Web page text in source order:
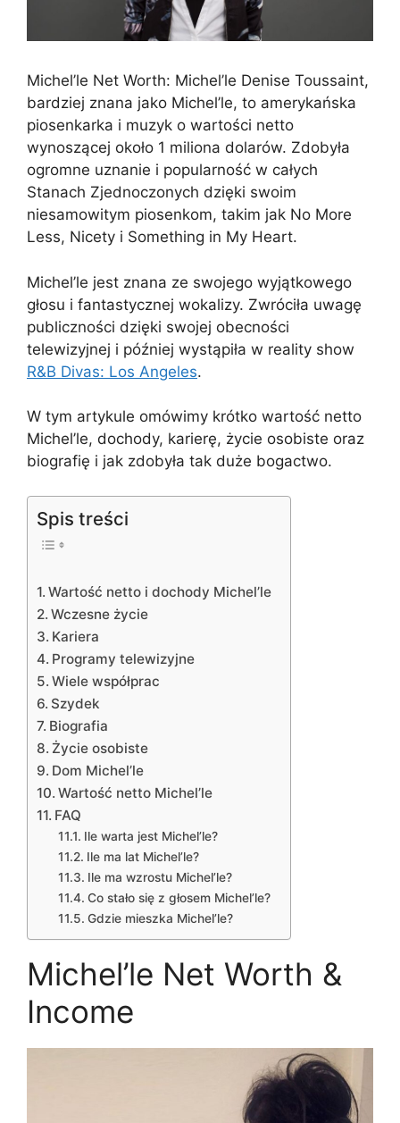
Michel’le Net Worth: Michel’le Denise Toussaint,
bardziej znana jako Michel’le, to amerykańska
piosenkarka i muzyk o wartości netto
wynoszącej około 1 miliona dolarów. Zdobyła
ogromne uznanie i popularność w całych
Stanach Zjednoczonych dzięki swoim
niesamowitym piosenkom, takim jak No More
Less, Nicety i Something in My Heart.
Michel’le jest znana ze swojego wyjątkowego
głosu i fantastycznej wokalizy. Zwróciła uwagę
publiczności dzięki swojej obecności
telewizyjnej i później wystąpiła w reality show
R&B Divas: Los Angeles.
W tym artykule omówimy krótko wartość netto
Michel’le, dochody, karierę, życie osobiste oraz
biografię i jak zdobyła tak duże bogactwo.
Spis treści
Wartość netto i dochody Michel’le
Wczesne życie
Kariera
Programy telewizyjne
Wiele współprac
Szydek
Biografia
Życie osobiste
Dom Michel’le
Wartość netto Michel’le
FAQ
Ile warta jest Michel’le?
Ile ma lat Michel’le?
Ile ma wzrostu Michel’le?
Co stało się z głosem Michel’le?
Gdzie mieszka Michel’le?
Michel’le Net Worth &
Income